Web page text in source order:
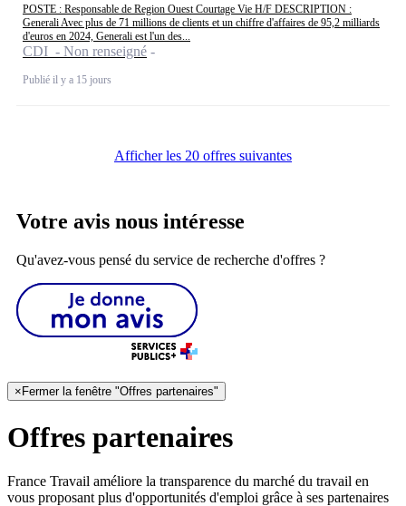
POSTE : Responsable de Region Ouest Courtage Vie H/F DESCRIPTION :
Generali Avec plus de 71 millions de clients et un chiffre d'affaires de 95,2 milliards
d'euros en 2024, Generali est l'un des...
CDI - Non renseigné
Publié il y a 15 jours
Afficher les 20 offres suivantes
Votre avis nous intéresse
Qu'avez-vous pensé du service de recherche d'offres ?
× Fermer la fenêtre "Offres partenaires"
Offres partenaires
France Travail améliore la transparence du marché du travail en
vous proposant plus d'opportunités d'emploi grâce à ses partenaires